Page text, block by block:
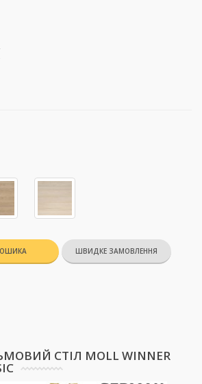
СТІЛ MOLL WINNER